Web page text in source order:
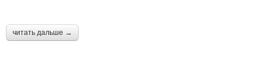
читать дальше →